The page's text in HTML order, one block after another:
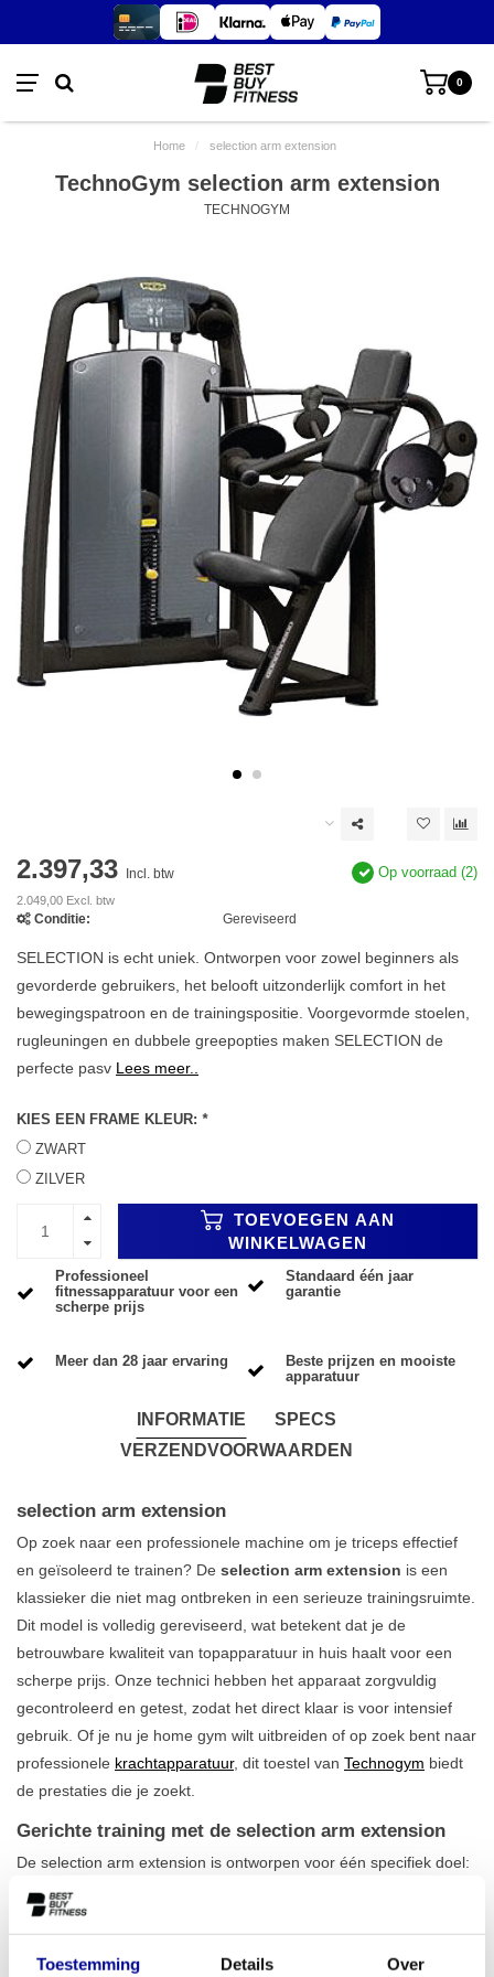
Toestemming Details Over
0
Home / selection arm extension
TechnoGym selection arm extension
TECHNOGYM
2.397,33 Incl. btw
2.049,00 Excl. btw
Op voorraad (2)
Conditie: Gereviseerd
SELECTION is echt uniek. Ontworpen voor zowel beginners als
gevorderde gebruikers, het belooft uitzonderlijk comfort in het
bewegingspatroon en de trainingspositie. Voorgevormde stoelen,
rugleuningen en dubbele greepopties maken SELECTION de
perfecte pasv Lees meer..
KIES EEN FRAME KLEUR: *
ZWART
ZILVER
TOEVOEGEN AAN
WINKELWAGEN
Professioneel
fitnessapparatuur voor een
scherpe prijs
Standaard één jaar
garantie
Meer dan 28 jaar ervaring
Beste prijzen en mooiste
apparatuur
INFORMATIE
SPECS
VERZENDVOORWAARDEN
selection arm extension
Op zoek naar een professionele machine om je triceps effectief
en geïsoleerd te trainen? De selection arm extension is een
klassieker die niet mag ontbreken in een serieuze trainingsruimte.
Dit model is volledig gereviseerd, wat betekent dat je de
betrouwbare kwaliteit van topapparatuur in huis haalt voor een
scherpe prijs. Onze technici hebben het apparaat zorgvuldig
gecontroleerd en getest, zodat het direct klaar is voor intensief
gebruik. Of je nu je home gym wilt uitbreiden of op zoek bent naar
professionele krachtapparatuur, dit toestel van Technogym biedt
de prestaties die je zoekt.
Gerichte training met de selection arm extension
De selection arm extension is ontworpen voor één specifiek doel:
het maximaal prikkelen van de triceps. Dankzij de ergonomische
zitting en de voorgevormde armsteunen neem je automatisch een
op je gewrichten en zorgt ervoor dat de focus volledig op de